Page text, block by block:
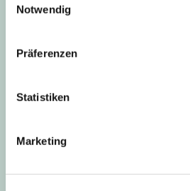
Notwendig
Präferenzen
Statistiken
Marketing